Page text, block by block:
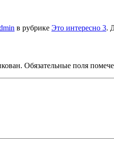
в рубрике Это интересно 3.
Обязательные поля